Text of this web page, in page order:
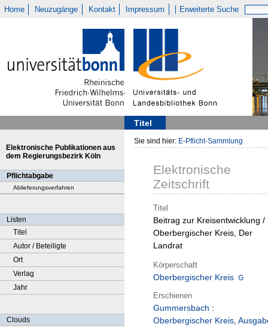
Home Neuzugänge Kontakt Impressum Erweiterte Suche
Titel
Elektronische Publikationen aus
dem Regierungsbezirk Köln
Pflichtabgabe
Ablieferungsverfahren
Listen
Titel
Autor / Beteiligte
Ort
Verlag
Jahr
Clouds
Sie sind hier: E-Pflicht-Sammlung
Elektronische
Zeitschrift
Titel
Beitrag zur Kreisentwicklung /
Oberbergischer Kreis, Der
Landrat
Körperschaft
Oberbergischer Kreis
Erschienen
Gummersbach :
Oberbergischer Kreis,